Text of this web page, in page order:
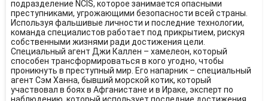
подразделение NCIS, которое занимается опасными
преступниками, угрожающими безопасности всей страны.
Используя фальшивые личности и последние технологии,
команда специалистов работает под прикрытием, рискуя
собственными жизнями ради достижения цели.
Специальный агент Джи Каллен – хамелеон, который
способен трансформироваться в кого угодно, чтобы
проникнуть в преступный мир. Его напарник – специальный
агент Сэм Ханна, бывший морской котик, который
участвовал в боях в Афганистане и в Ираке, эксперт по